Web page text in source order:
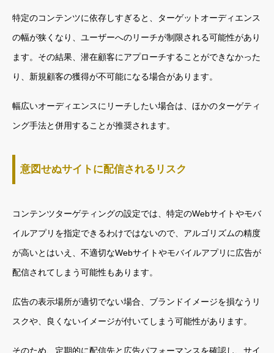
特定のコンテンツに依存しすぎると、ターゲットオーディエンス
の幅が狭くなり、ユーザーへのリーチが制限される可能性があり
ます。その結果、潜在顧客にアプローチすることができなかった
り、新規顧客の獲得が不可能になる場合があります。
幅広いオーディエンスにリーチしたい場合は、ほかのターゲティ
ング手法と併用することが推奨されます。
意図せぬサイトに配信されるリスク
コンテンツターゲティングの設定では、特定のWebサイトやモバ
イルアプリを指定できるわけではないので、アルゴリズムの精度
が高いとはいえ、不適切なWebサイトやモバイルアプリに広告が
配信されてしまう可能性もあります。
広告の表示場所が適切でない場合、ブランドイメージを損なうリ
スクや、良くないイメージが付いてしまう可能性があります。
そのため、定期的に配信先と広告パフォーマンスを確認し、サイ